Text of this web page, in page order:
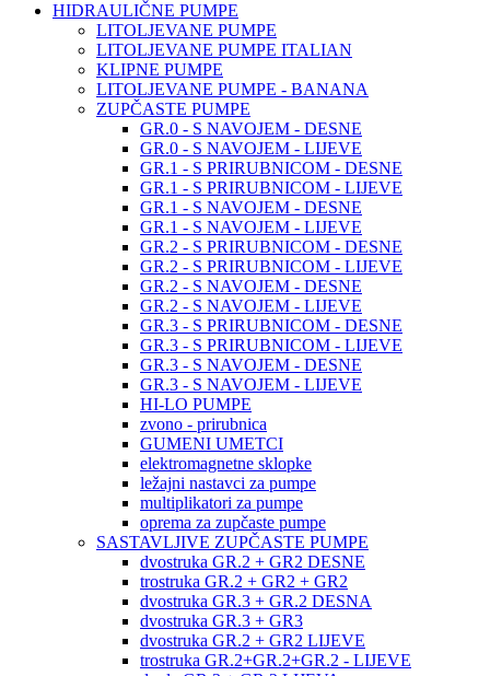
HIDRAULIČNE PUMPE
LITOLJEVANE PUMPE
LITOLJEVANE PUMPE ITALIAN
KLIPNE PUMPE
LITOLJEVANE PUMPE - BANANA
ZUPČASTE PUMPE
GR.0 - S NAVOJEM - DESNE
GR.0 - S NAVOJEM - LIJEVE
GR.1 - S PRIRUBNICOM - DESNE
GR.1 - S PRIRUBNICOM - LIJEVE
GR.1 - S NAVOJEM - DESNE
GR.1 - S NAVOJEM - LIJEVE
GR.2 - S PRIRUBNICOM - DESNE
GR.2 - S PRIRUBNICOM - LIJEVE
GR.2 - S NAVOJEM - DESNE
GR.2 - S NAVOJEM - LIJEVE
GR.3 - S PRIRUBNICOM - DESNE
GR.3 - S PRIRUBNICOM - LIJEVE
GR.3 - S NAVOJEM - DESNE
GR.3 - S NAVOJEM - LIJEVE
HI-LO PUMPE
zvono - prirubnica
GUMENI UMETCI
elektromagnetne sklopke
ležajni nastavci za pumpe
multiplikatori za pumpe
oprema za zupčaste pumpe
SASTAVLJIVE ZUPČASTE PUMPE
dvostruka GR.2 + GR2 DESNE
trostruka GR.2 + GR2 + GR2
dvostruka GR.3 + GR.2 DESNA
dvostruka GR.3 + GR3
dvostruka GR.2 + GR2 LIJEVE
trostruka GR.2+GR.2+GR.2 - LIJEVE